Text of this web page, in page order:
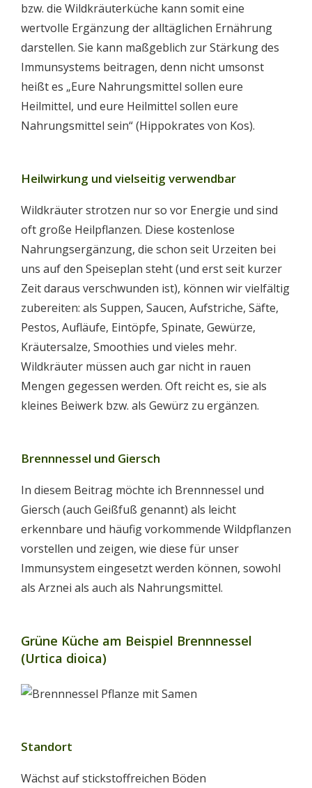
bzw. die Wildkräuterküche kann somit eine
wertvolle Ergänzung der alltäglichen Ernährung
darstellen. Sie kann maßgeblich zur Stärkung des
Immunsystems beitragen, denn nicht umsonst
heißt es „Eure Nahrungsmittel sollen eure
Heilmittel, und eure Heilmittel sollen eure
Nahrungsmittel sein“ (Hippokrates von Kos).
Heilwirkung und vielseitig verwendbar
Wildkräuter strotzen nur so vor Energie und sind
oft große Heilpflanzen. Diese kostenlose
Nahrungsergänzung, die schon seit Urzeiten bei
uns auf den Speiseplan steht (und erst seit kurzer
Zeit daraus verschwunden ist), können wir vielfältig
zubereiten: als Suppen, Saucen, Aufstriche, Säfte,
Pestos, Aufläufe, Eintöpfe, Spinate, Gewürze,
Kräutersalze, Smoothies und vieles mehr.
Wildkräuter müssen auch gar nicht in rauen
Mengen gegessen werden. Oft reicht es, sie als
kleines Beiwerk bzw. als Gewürz zu ergänzen.
Brennnessel und Giersch
In diesem Beitrag möchte ich Brennnessel und
Giersch (auch Geißfuß genannt) als leicht
erkennbare und häufig vorkommende Wildpflanzen
vorstellen und zeigen, wie diese für unser
Immunsystem eingesetzt werden können, sowohl
als Arznei als auch als Nahrungsmittel.
Grüne Küche am Beispiel Brennnessel
(Urtica dioica)
Standort
Wächst auf stickstoffreichen Böden